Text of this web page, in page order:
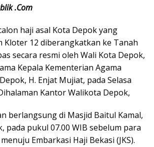
.Com
haji asal Kota Depok yang
Kloter 12 diberangkatkan ke Tanah
secara resmi oleh Wali Kota Depok,
Kepala Kementerian Agama
H. Enjat Mujiat, pada Selasa
Kantor Walikota Depok,
berlangsung di Masjid Baitul Kamal,
pada pukul 07.00 WIB sebelum para
Embarkasi Haji Bekasi (JKS).